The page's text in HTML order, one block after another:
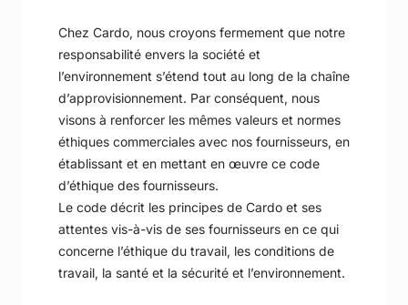
Chez Cardo, nous croyons fermement que notre
responsabilité envers la société et
l’environnement s’étend tout au long de la chaîne
d’approvisionnement. Par conséquent, nous
visons à renforcer les mêmes valeurs et normes
éthiques commerciales avec nos fournisseurs, en
établissant et en mettant en œuvre ce code
d’éthique des fournisseurs.
Le code décrit les principes de Cardo et ses
attentes vis-à-vis de ses fournisseurs en ce qui
concerne l’éthique du travail, les conditions de
travail, la santé et la sécurité et l’environnement.